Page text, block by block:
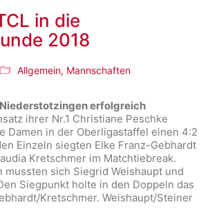
in die
2018
Allgemein, Mannschaften
erfolgreich
ihrer Nr.1 Christiane Peschke
Damen in der Oberligastaffel einen 4:2
Einzeln siegten Elke Franz-Gebhardt
Kretschmer im Matchtiebreak.
mussten sich Siegrid Weishaupt und
Siegpunkt holte in den Doppeln das
Kretschmer. Weishaupt/Steiner